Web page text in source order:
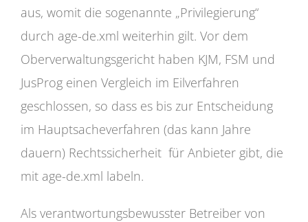
aus, womit die sogenannte „Privilegierung“
durch age-de.xml weiterhin gilt. Vor dem
Oberverwaltungsgericht haben KJM, FSM und
JusProg einen Vergleich im Eilverfahren
geschlossen, so dass es bis zur Entscheidung
im Hauptsacheverfahren (das kann Jahre
dauern) Rechtssicherheit für Anbieter gibt, die
mit age-de.xml labeln.
Als verantwortungsbewusster Betreiber von